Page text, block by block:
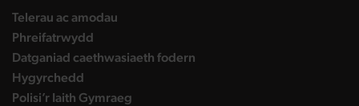
Telerau ac amodau
Phreifatrwydd
Datganiad caethwasiaeth fodern
Hygyrchedd
Polisi’r Iaith Gymraeg